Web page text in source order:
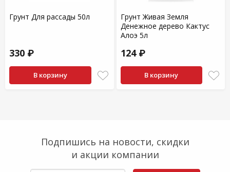
Грунт Для рассады 50л
330 ₽
В корзину
Грунт Живая Земля
Денежное дерево Кактус
Алоэ 5л
124 ₽
В корзину
Подпишись на новости, скидки
и акции компании